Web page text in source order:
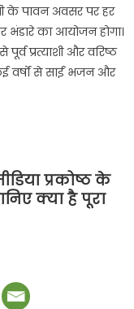
के पावन अवसर पर हर
भंडारे का आयोजन होगा।
प्रत्याशी और वरिष्ठ
वर्षों से साईं भजन और
प्रकोष्ठ के
क्या है पूरा